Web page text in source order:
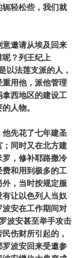
轻松些，我们就
邀请从埃及回来
？列王纪上
法莲支派的人，
用他，派他管理
西地区的建设工
人物。
先花了七年建圣
同时又在北方建
，修补耶路撒冷
和用到极多的工
，当时按规定服
让以色列人当奴
安在工作期间对
波安甚至举手攻击
伤财所引起的，
波安回来受邀参